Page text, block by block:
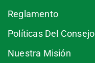
Reglamento
Políticas Del Consejo
Nuestra Misión